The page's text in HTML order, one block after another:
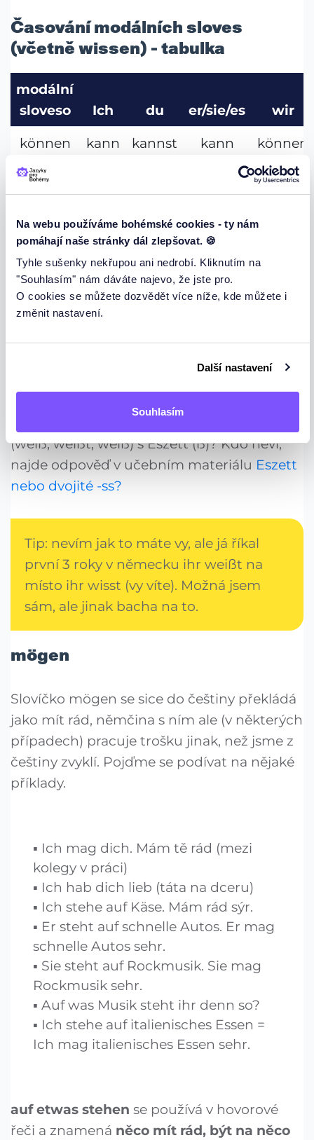
Na webu používáme bohémské cookies - ty nám
pomáhají naše stránky dál zlepšovat. 🍪
Tyhle sušenky nekřupou ani nedrobí. Kliknutím na
"Souhlasím" nám dáváte najevo, že jste pro.
O cookies se můžete dozvědět více níže, kde můžete i
změnit nastavení.
Další nastavení
Souhlasím
Časování modálních sloves
(včetně wissen) - tabulka
modální
sloveso
Ich du er/sie/es
wir
können
kann kannst kann
können
müssen
müssen
sollen
soll sollst soll
wollen
will willst will
mögen
mag
wissen
weiß weißt weiß wissen
(weiß, weißt, weiß) s Eszett (ß)? Kdo neví,
najde odpověď v učebním materiálu Eszett
nebo dvojité -ss?
Tip: nevím jak to máte vy, ale já říkal
první 3 roky v německu ihr weißt na
místo ihr wisst (vy víte). Možná jsem
sám, ale jinak bacha na to.
mögen
Slovíčko mögen se sice do češtiny překládá
jako mít rád, němčina s ním ale (v některých
případech) pracuje trošku jinak, než jsme z
češtiny zvyklí. Pojďme se podívat na nějaké
příklady.
Ich mag dich. Mám tě rád (mezi
kolegy v práci)
Ich hab dich lieb (táta na dceru)
Ich stehe auf Käse. Mám rád sýr.
Er steht auf schnelle Autos. Er mag
schnelle Autos sehr.
Sie steht auf Rockmusik. Sie mag
Rockmusik sehr.
Auf was Musik steht ihr denn so?
Ich stehe auf italienisches Essen =
Ich mag italienisches Essen sehr.
auf etwas stehen se používá v hovorové
řeči a znamená něco mít rád, být na něco